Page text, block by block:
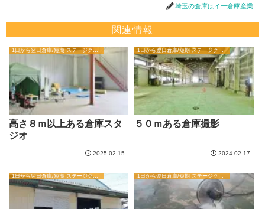
埼玉の倉庫はイー倉庫産業
関連情報
1日から翌日倉庫/短期 ステージクリエイターブログ
高さ８ｍ以上ある倉庫スタ
ジオ
2025.02.15
1日から翌日倉庫/短期 ステージクリエイターブログ
５０ｍある倉庫撮影
2024.02.17
1日から翌日倉庫/短期 ステージクリエイターブログ